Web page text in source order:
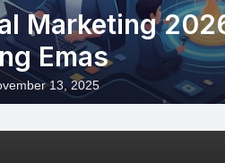
Marketing
Emas
13, 2025